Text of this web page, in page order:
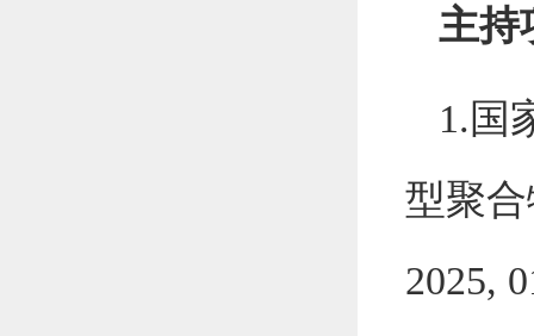
主持
1.国
型聚
2025,